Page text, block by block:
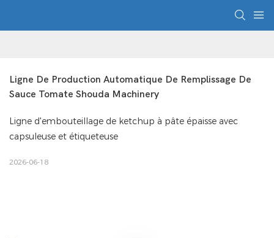
Ligne De Production Automatique De Remplissage De
Sauce Tomate Shouda Machinery
Ligne d'embouteillage de ketchup à pâte épaisse avec
capsuleuse et étiqueteuse
2026-06-18